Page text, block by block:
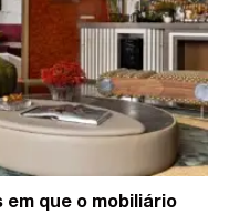
que o mobiliário